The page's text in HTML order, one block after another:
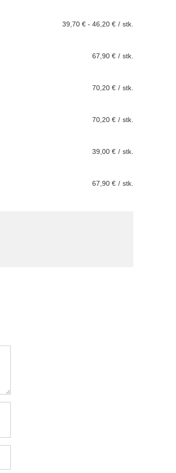
39,70 € - 46,20 € / stk.
67,90 € / stk.
70,20 € / stk.
70,20 € / stk.
39,00 € / stk.
67,90 € / stk.